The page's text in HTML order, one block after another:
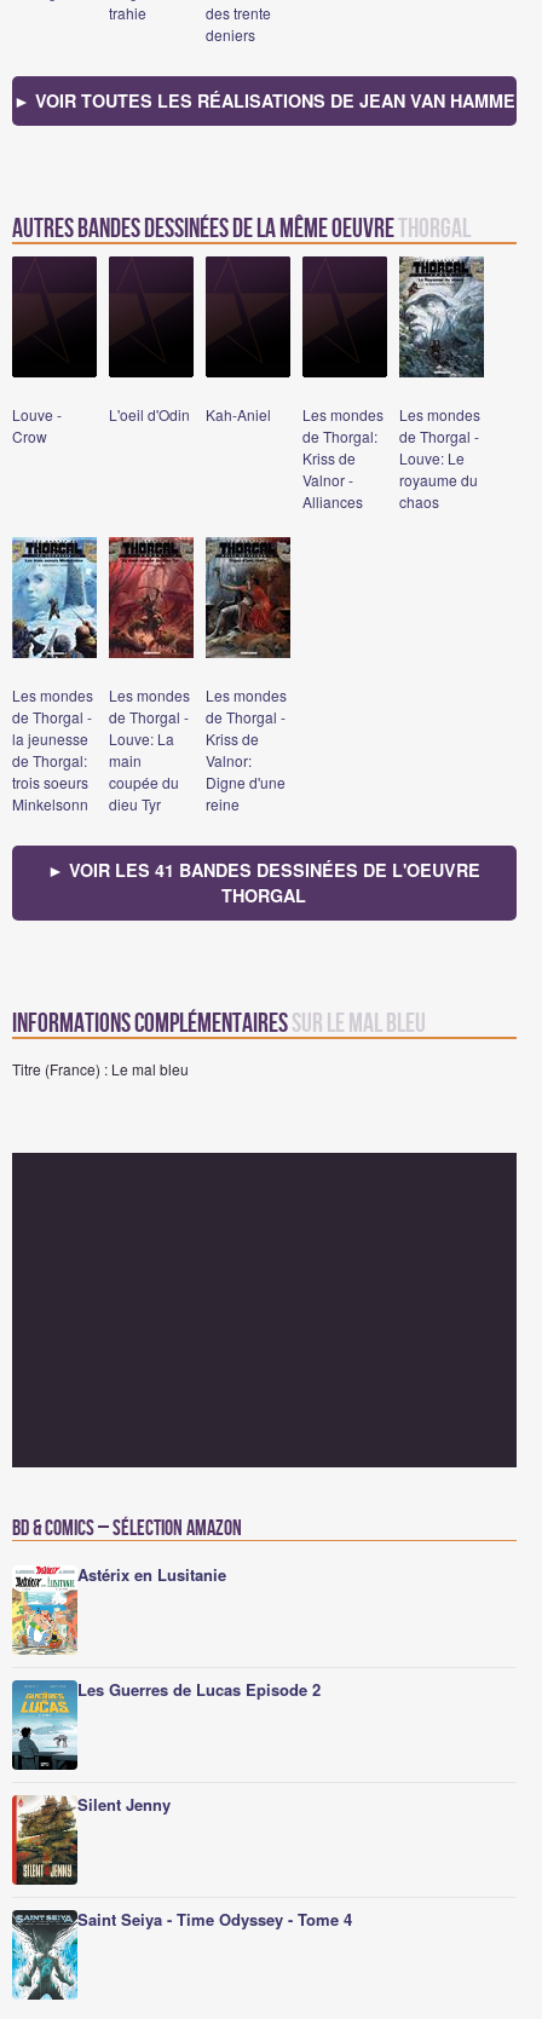
trahie
des trente
deniers
► VOIR TOUTES LES RÉALISATIONS DE JEAN VAN HAMME
Autres bandes dessinées de la même oeuvreThorgal
Louve -
Crow
L'oeil d'Odin Kah-Aniel
Les mondes
de Thorgal:
Kriss de
Valnor -
Alliances
Les mondes
de Thorgal -
Louve: Le
royaume du
chaos
Les mondes
de Thorgal -
la jeunesse
de Thorgal:
trois soeurs
Minkelsonn
Les mondes
de Thorgal -
Louve: La
main
coupée du
dieu Tyr
Les mondes
de Thorgal -
Kriss de
Valnor:
Digne d'une
reine
► VOIR LES 41 BANDES DESSINÉES DE L'OEUVRE
THORGAL
Informations complémentairessur Le mal bleu
Titre (France) : Le mal bleu
BD & Comics – Sélection Amazon
Astérix en Lusitanie
Les Guerres de Lucas Episode 2
Silent Jenny
Saint Seiya - Time Odyssey - Tome 4